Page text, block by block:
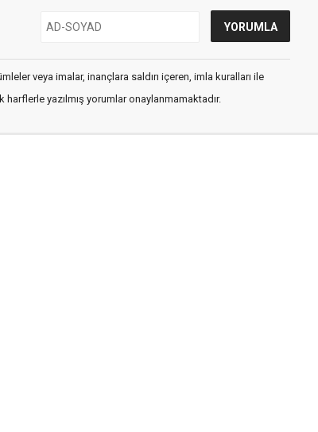
veya imalar, inançlara saldırı içeren, imla kuralları ile
yazılmış yorumlar onaylanmamaktadır.